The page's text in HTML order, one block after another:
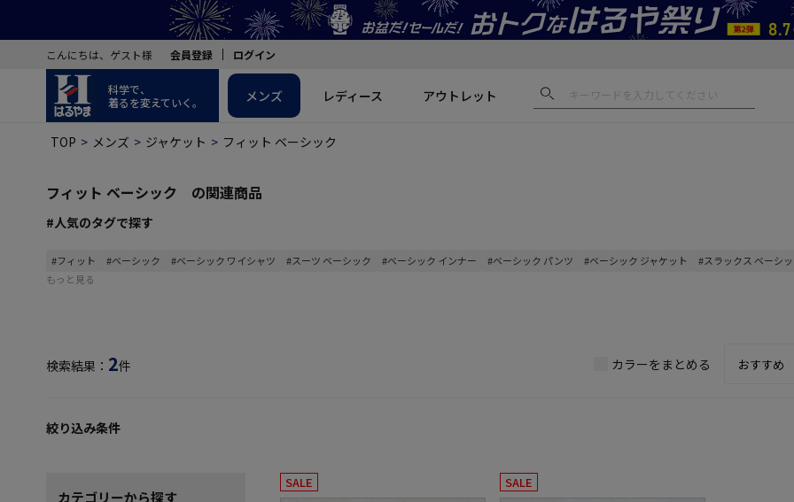
こんにちは、ゲスト様 会員登録 ログイン
科学で、
着るを変えていく。
メンズ レディース アウトレット
TOP メンズ ジャケット フィット ベーシック
フィット ベーシック の関連商品
#人気のタグで探す
#フィット #ベーシック #ベーシック ワイシャツ #スーツ ベーシック #ベーシック インナー #ベーシック パンツ #ベーシック ジャケット
#スラックス ベーシ
もっと見る
検索結果： 2件 カラーをまとめる
絞り込み条件
カテゴリーから探す
SALE SALE